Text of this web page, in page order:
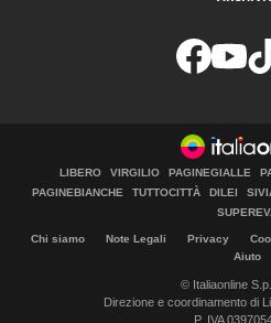
LIBERO VIRGILIO PAGINEGIALLE
PAGINEBIANCHE
TUTTOCITTÀ DILEI
Chi siamo Note Legali Privacy
Aiuto
© Italiaonline
Direzione e coordinamento di
P. IVA